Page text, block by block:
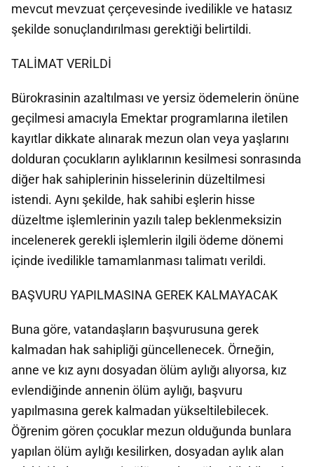
mevcut mevzuat çerçevesinde ivedilikle ve hatasız
şekilde sonuçlandırılması gerektiği belirtildi.
TALİMAT VERİLDİ
Bürokrasinin azaltılması ve yersiz ödemelerin önüne
geçilmesi amacıyla Emektar programlarına iletilen
kayıtlar dikkate alınarak mezun olan veya yaşlarını
dolduran çocukların aylıklarının kesilmesi sonrasında
diğer hak sahiplerinin hisselerinin düzeltilmesi
istendi. Aynı şekilde, hak sahibi eşlerin hisse
düzeltme işlemlerinin yazılı talep beklenmeksizin
incelenerek gerekli işlemlerin ilgili ödeme dönemi
içinde ivedilikle tamamlanması talimatı verildi.
BAŞVURU YAPILMASINA GEREK KALMAYACAK
Buna göre, vatandaşların başvurusuna gerek
kalmadan hak sahipliği güncellenecek. Örneğin,
anne ve kız aynı dosyadan ölüm aylığı alıyorsa, kız
evlendiğinde annenin ölüm aylığı, başvuru
yapılmasına gerek kalmadan yükseltilebilecek.
Öğrenim gören çocuklar mezun olduğunda bunlara
yapılan ölüm aylığı kesilirken, dosyadan aylık alan